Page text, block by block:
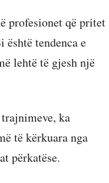
profesionet që pritet
është tendenca e
lehtë të gjesh një
ka
të kërkuara nga
përkatëse.